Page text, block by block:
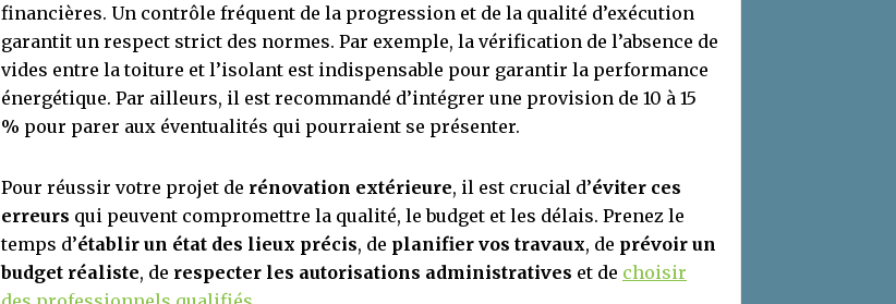
financières. Un contrôle fréquent de la progression et de la qualité d’exécution
garantit un respect strict des normes. Par exemple, la vérification de l’absence de
vides entre la toiture et l’isolant est indispensable pour garantir la performance
énergétique. Par ailleurs, il est recommandé d’intégrer une provision de 10 à 15
% pour parer aux éventualités qui pourraient se présenter.
Pour réussir votre projet de rénovation extérieure, il est crucial d’éviter ces
erreurs qui peuvent compromettre la qualité, le budget et les délais. Prenez le
temps d’établir un état des lieux précis, de planifier vos travaux, de prévoir un
budget réaliste, de respecter les autorisations administratives et de choisir